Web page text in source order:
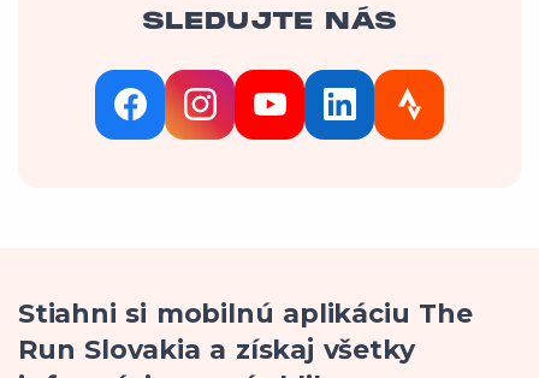
SLEDUJTE NÁS
Stiahni si mobilnú aplikáciu The
Run Slovakia a získaj všetky